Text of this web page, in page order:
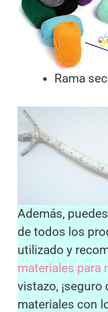
Rama
Además,
de todos los
utilizado y
materiales para
vistazo,
materiales con